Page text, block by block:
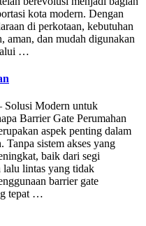
kota modern. Dengan
di perkotaan, kebutuhan
aman, dan mudah digunakan
…
Solusi Modern untuk
Barrier Gate Perumahan
aspek penting dalam
Tanpa sistem akses yang
baik dari segi
lalu lintas yang tidak
barrier gate
tepat …